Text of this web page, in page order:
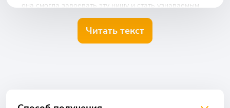
она смогла завоевать эту нишу и стать узнаваемым
брендом. Национальное рейтинговое агентство
присвоило МФО «Viva деньги» особый статус
кредитоспособности уровня «ruB», а специалисты
заключения финансовых сделок: в офисе компании
Читать текст